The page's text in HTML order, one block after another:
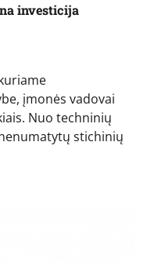
investicija
įmonės vadovai
Nuo techninių
stichinių